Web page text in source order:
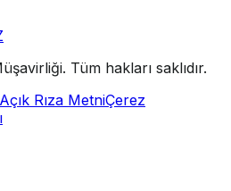
. Tüm hakları saklıdır.
Açık Rıza MetniÇerez